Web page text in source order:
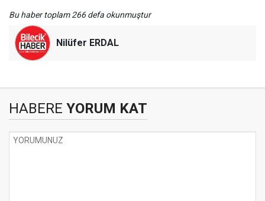
Bu haber toplam 266 defa okunmuştur
Nilüfer ERDAL
HABERE YORUM KAT